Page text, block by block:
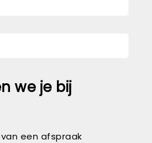
we je bij
een afspraak